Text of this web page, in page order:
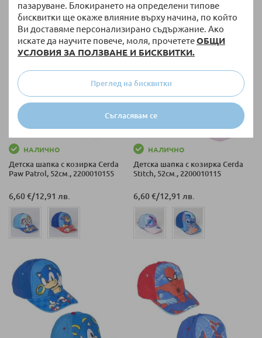
пазаруване. Блокирането на определени типове
бисквитки ще окаже влияние върху начина, по който
Ви доставяме персонализирано съдържание. Ако
искате да научите повече, моля, прочететеОБЩИ
УСЛОВИЯ ЗА ПОЛЗВАНЕ И БИСКВИТКИ.
Съгласявам се
Преглед на бисквитки
54 СМ
НАЛИЧНО
Детска шапка с козирка Cerda
Paw Patrol, 52см., 2200010155
6,60 €/12,91 лв.
НАЛИЧНО
Детска шапка с козирка Cerda
Stitch, 52см., 2200010115
6,60 €/12,91 лв.